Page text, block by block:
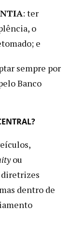
: ter
o
e
sempre por
Banco
ou
diretrizes
dentro de